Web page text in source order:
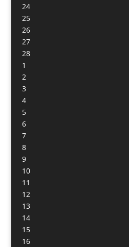
24
25
26
27
28
1
2
3
4
5
6
7
8
9
10
11
12
13
14
15
16